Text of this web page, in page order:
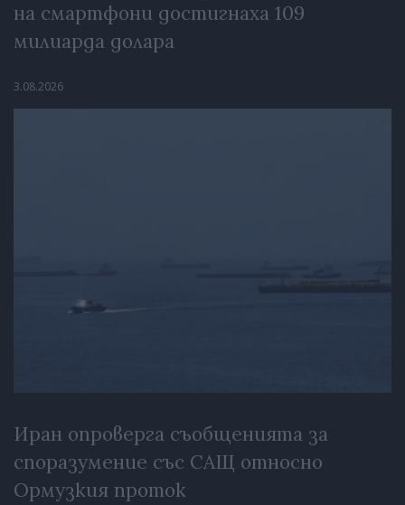
на смартфони достигнаха 109
милиарда долара
3.08.2026
Иран опроверга съобщенията за
споразумение със САЩ относно
Ормузкия проток